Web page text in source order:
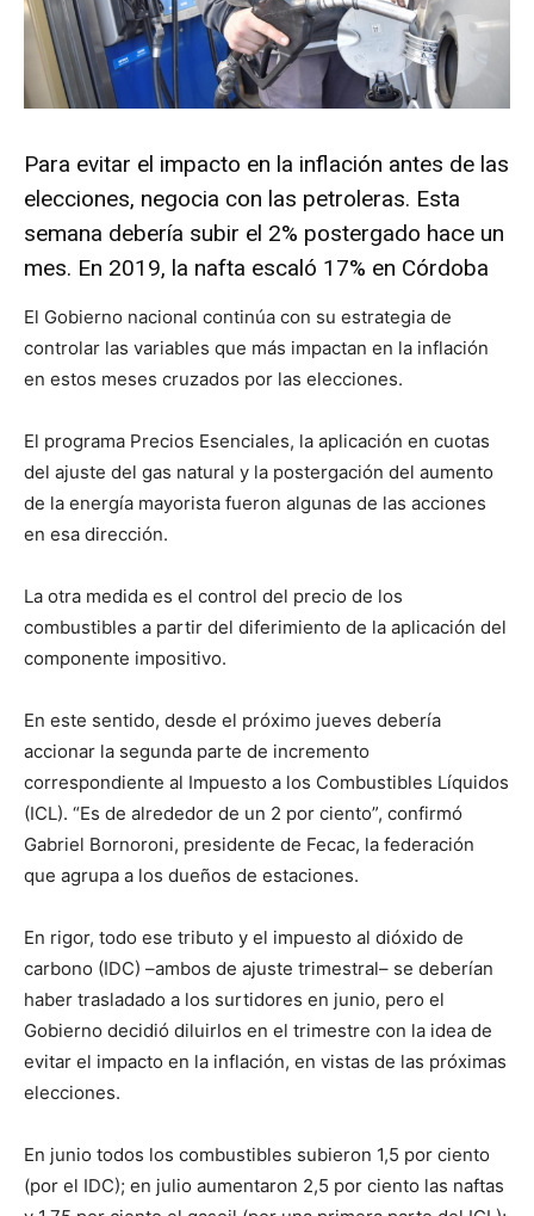
Para evitar el impacto en la inflación antes de las
elecciones, negocia con las petroleras. Esta
semana debería subir el 2% postergado hace un
mes. En 2019, la nafta escaló 17% en Córdoba
El Gobierno nacional continúa con su estrategia de
controlar las variables que más impactan en la inflación
en estos meses cruzados por las elecciones.
El programa Precios Esenciales, la aplicación en cuotas
del ajuste del gas natural y la postergación del aumento
de la energía mayorista fueron algunas de las acciones
en esa dirección.
La otra medida es el control del precio de los
combustibles a partir del diferimiento de la aplicación del
componente impositivo.
En este sentido, desde el próximo jueves debería
accionar la segunda parte de incremento
correspondiente al Impuesto a los Combustibles Líquidos
(ICL). “Es de alrededor de un 2 por ciento”, confirmó
Gabriel Bornoroni, presidente de Fecac, la federación
que agrupa a los dueños de estaciones.
En rigor, todo ese tributo y el impuesto al dióxido de
carbono (IDC) –ambos de ajuste trimestral– se deberían
haber trasladado a los surtidores en junio, pero el
Gobierno decidió diluirlos en el trimestre con la idea de
evitar el impacto en la inflación, en vistas de las próximas
elecciones.
En junio todos los combustibles subieron 1,5 por ciento
(por el IDC); en julio aumentaron 2,5 por ciento las naftas